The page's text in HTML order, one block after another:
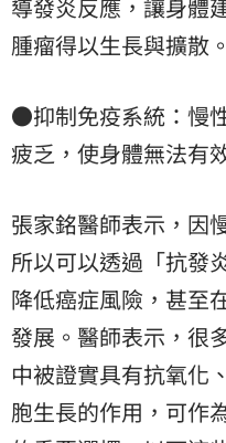
導發炎反應，讓身體
腫瘤得以生長與擴散。
●抑制免疫系統：慢
疲乏，使身體無法有
張家銘醫師表示，因
所以可以透過「抗發
降低癌症風險，甚至
發展。醫師表示，很
中被證實具有抗氧化
胞生長的作用，可作